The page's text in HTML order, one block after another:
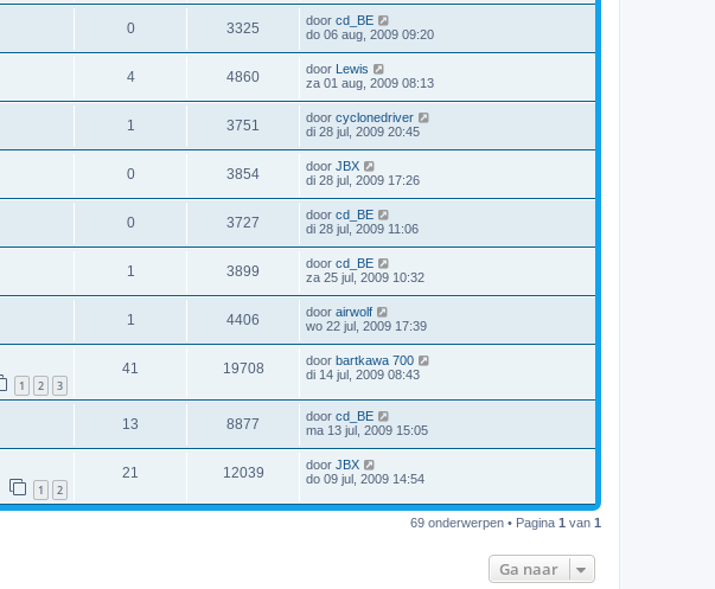
0 3325 door cd_BE
do 06 aug, 2009 09:20
4 4860 door
Lewis
za 01 aug, 2009 08:13
1 3751 door cyclonedriver
di 28 jul, 2009 20:45
0 3854 door JBX
di 28 jul, 2009 17:26
0 3727 door cd_BE
di 28 jul, 2009 11:06
1 3899 door cd_BE
za 25 jul, 2009 10:32
1 4406 door airwolf
wo 22 jul, 2009 17:39
1 2 3
41 19708 door bartkawa 700
di 14 jul, 2009 08:43
13 8877 door cd_BE
ma 13 jul, 2009 15:05
1 2
21 12039 door JBX
do 09 jul, 2009 14:54
69 onderwerpen • Pagina 1 van 1
Ga naar